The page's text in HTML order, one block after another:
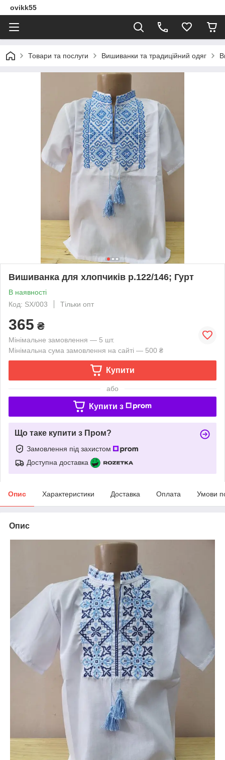
ovikk55
Товари та послуги Вишиванки та традиційний одяг
Вишиванка для хлопчиків р.122/146; Гурт
В наявності
Код: SX/003
Тільки опт
365 ₴
Мінімальне замовлення — 5 шт.
Мінімальна сума замовлення на сайті — 500 ₴
Купити
або
Купити з
Що таке купити з Пром?
Замовлення під захистом
Доступна доставка
Опис Характеристики Доставка Оплата Умови
Опис